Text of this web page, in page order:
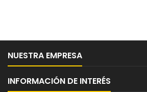
NUESTRA EMPRESA
INFORMACIÓN DE INTERÉS